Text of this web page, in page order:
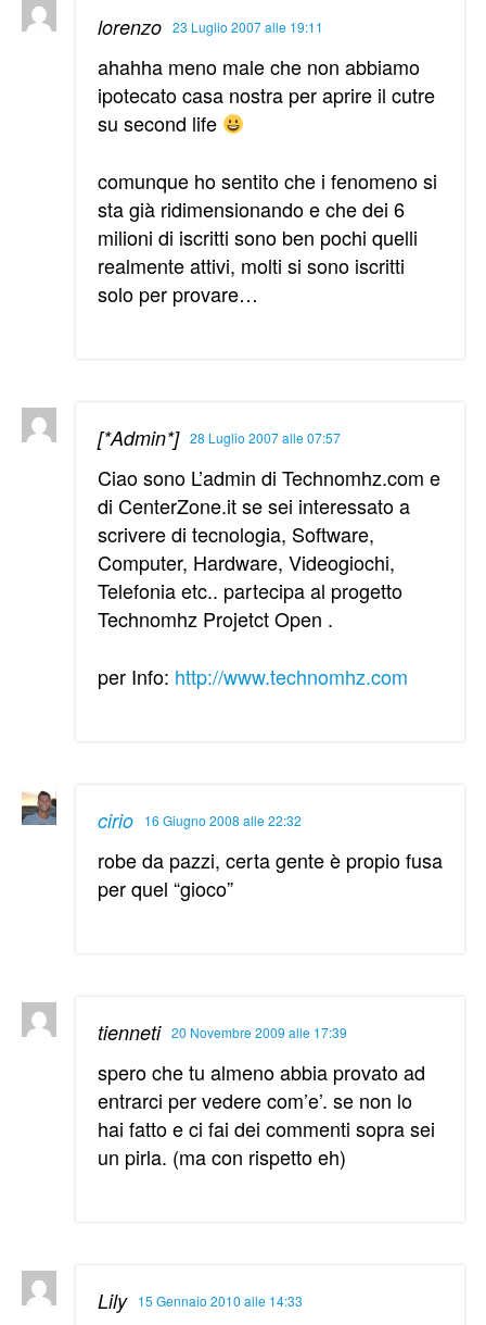
lorenzo 23 Luglio 2007 alle 19:11
ahahha meno male che non abbiamo
ipotecato casa nostra per aprire il cutre
su second life
comunque ho sentito che i fenomeno si
sta già ridimensionando e che dei 6
milioni di iscritti sono ben pochi quelli
realmente attivi, molti si sono iscritti
solo per provare…
[*Admin*] 28 Luglio 2007 alle 07:57
Ciao sono L’admin di Technomhz.com e
di CenterZone.it se sei interessato a
scrivere di tecnologia, Software,
Computer, Hardware, Videogiochi,
Telefonia etc.. partecipa al progetto
Technomhz Projetct Open .
per Info: http://www.technomhz.com
cirio 16 Giugno 2008 alle 22:32
robe da pazzi, certa gente è propio fusa
per quel “gioco”
tienneti 20 Novembre 2009 alle 17:39
spero che tu almeno abbia provato ad
entrarci per vedere com’e’. se non lo
hai fatto e ci fai dei commenti sopra sei
un pirla. (ma con rispetto eh)
Lily 15 Gennaio 2010 alle 14:33